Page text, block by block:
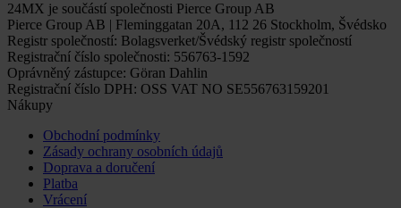
24MX je součástí společnosti Pierce Group AB
Pierce Group AB | Fleminggatan 20A, 112 26 Stockholm, Švédsko
Registr společností: Bolagsverket/Švédský registr společností
Registrační číslo společnosti: 556763-1592
Oprávněný zástupce: Göran Dahlin
Registrační číslo DPH: OSS VAT NO SE556763159201
Nákupy
Obchodní podmínky
Zásady ochrany osobních údajů
Doprava a doručení
Platba
Vrácení